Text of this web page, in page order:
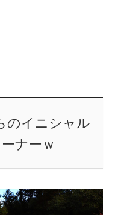
のイニシャル
ナーｗ